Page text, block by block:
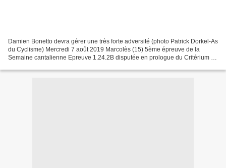
Damien Bonetto devra gérer une très forte adversité (photo Patrick Dorkel-As
du Cyclisme) Mercredi 7 août 2019 Marcolès (15) 5ème épreuve de la
Semaine cantalienne Epreuve 1.24.2B disputée en prologue du Critérium de